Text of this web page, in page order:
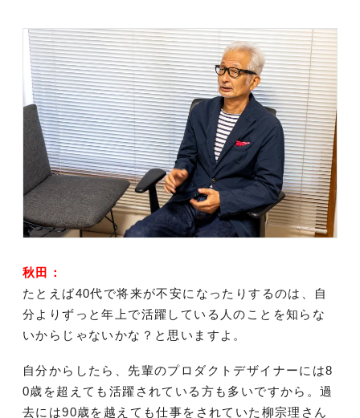
秋田：
たとえば40代で将来が不安になったりするのは、自
分よりずっと年上で活躍している人のことを知らな
いからじゃないかな？と思いますよ。
自分からしたら、先輩のプロダクトデザイナーには8
0歳を超えても活躍されている方も多いですから。過
去には90歳を越えても仕事をされていた柳宗理さん